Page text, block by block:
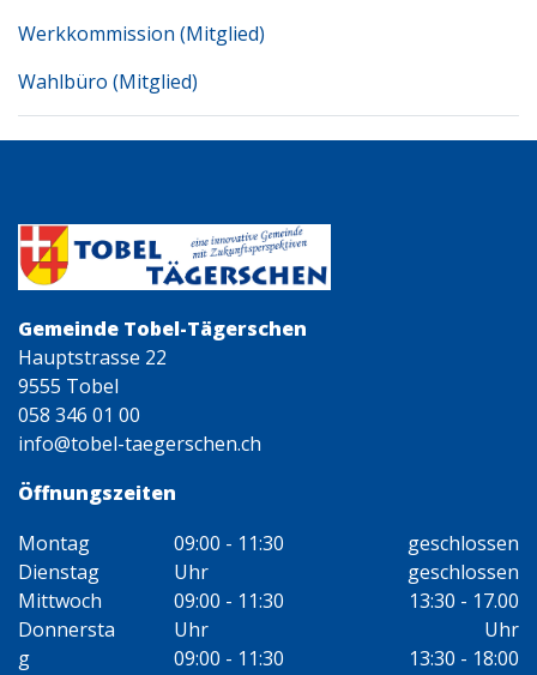
Werkkommission (Mitglied)
Wahlbüro (Mitglied)
Öffnungszeiten
Gemeinde Tobel-Tägerschen
Hauptstrasse 22
9555 Tobel
058 346 01 00
info@tobel-taegerschen.ch
Montag
Dienstag
Mittwoch
Donnersta
g
09:00 - 11:30
Uhr
09:00 - 11:30
Uhr
09:00 - 11:30
geschlossen
geschlossen
13:30 - 17.00
Uhr
13:30 - 18:00